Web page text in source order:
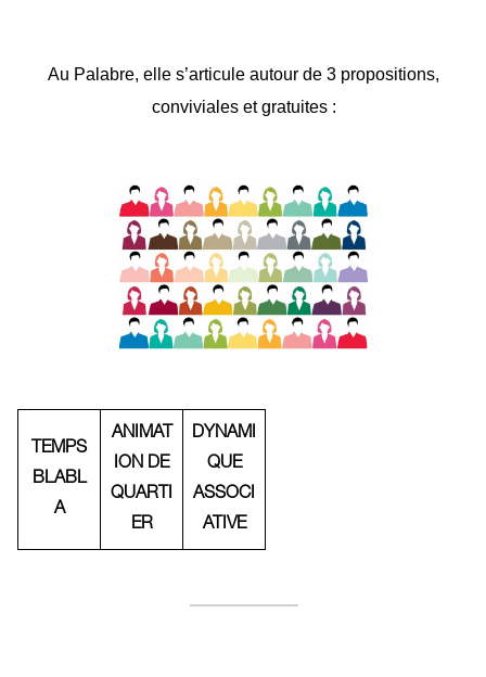
Au Palabre, elle s’articule autour de 3 propositions,
conviviales et gratuites :
TEMPS
BLABL
A
ANIMAT
ION DE
QUARTI
ER
DYNAMI
QUE
ASSOCI
ATIVE